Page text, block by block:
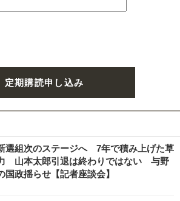
定期購読申し込み
選組次のステージへ 7年で積み上げた草
山本太郎引退は終わりではない 与野
国政揺らせ【記者座談会】